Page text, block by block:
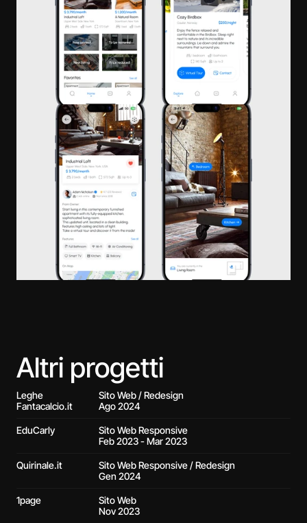
Altri progetti
Leghe
Fantacalcio.it
Sito Web / Redesign
Ago 2024
EduCarly
Sito Web Responsive
Feb 2023 - Mar 2023
Quirinale.it
Sito Web Responsive / Redesign
Gen 2024
1page
Sito Web
Nov 2023